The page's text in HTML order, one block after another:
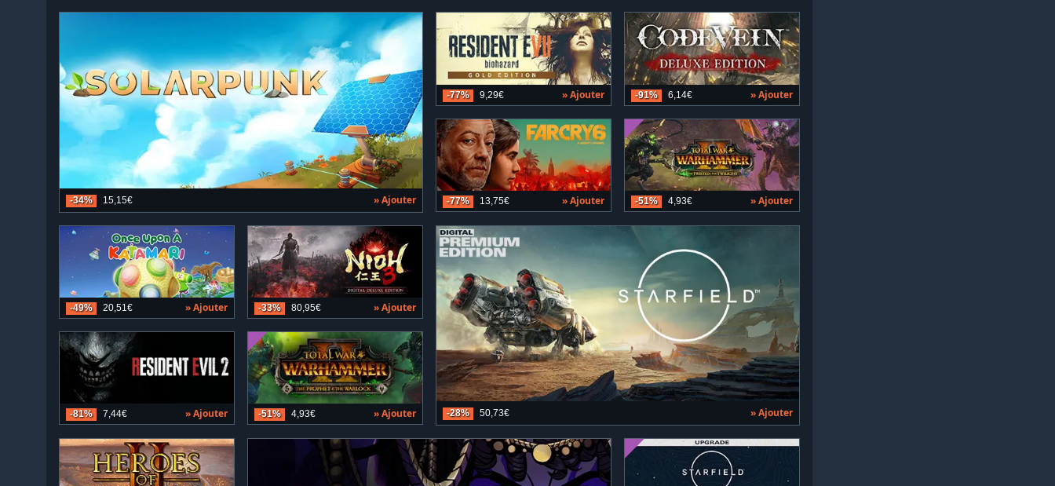
-34% 15,15€ » Ajouter
-77% 9,29€ » Ajouter
-77% 13,75€ » Ajouter
-91% 6,14€ » Ajouter
-51% 4,93€ » Ajouter
-49% 20,51€ » Ajouter
-81% 7,44€ » Ajouter
-33% 80,95€ » Ajouter
-51% 4,93€ » Ajouter -28% 50,73€ » Ajouter